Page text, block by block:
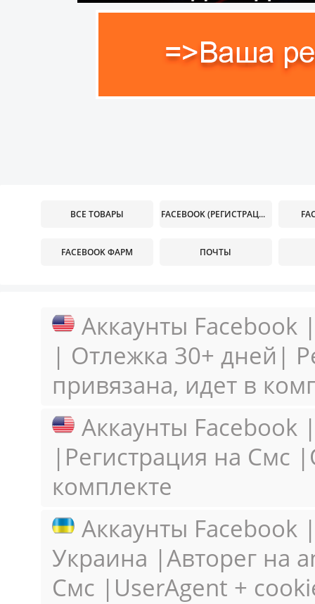
ВСЕ ТОВАРЫ FACEBOOK (РЕГИСТРАЦИЯ НА СМС)
FACEBOOK ФАРМ ПОЧТЫ
Аккаунты Facebook
| Отлежка 30+ дней|
привязана, идет в
Аккаунты Facebook
|Регистрация на Смс
комплекте
Аккаунты
Украина |Авторег на
Смс |UserAgent +